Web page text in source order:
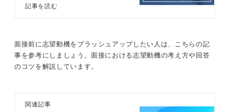
にしなければなりません。キャリア
ます。
記事を読む
面接前に志望動機をブラッシュアップしたい人は、こちらの記
事を参考にしましょう。面接における志望動機の考え方や回答
のコツを解説しています。
関連記事